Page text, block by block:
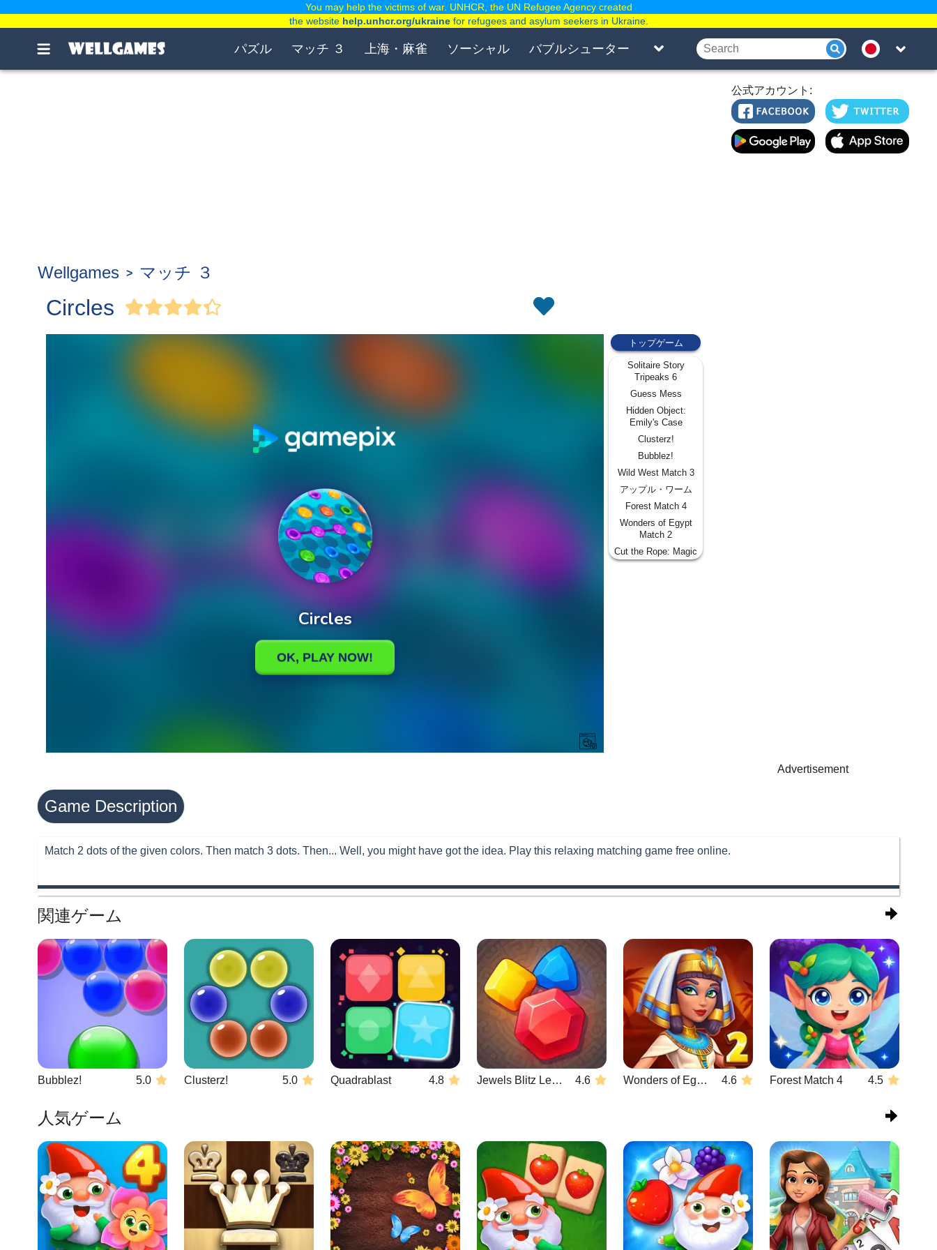
パズル マッチ ３ 上海・麻雀 ソーシャル バブルシューター
公式アカウント:
Wellgames マッチ ３
Circles
トップゲーム
Solitaire Story
Tripeaks 6
Guess Mess
Hidden Object:
Emily's Case
Clusterz!
Bubblez!
Wild West Match 3
アップル・ワーム
Forest Match 4
Wonders of Egypt
Match 2
Cut the Rope: Magic
Advertisement
Game Description
Match 2 dots of the given colors. Then match 3 dots. Then... Well, you might have got the idea. Play this relaxing matching game free online.
関連ゲーム
Bubblez! 5.0 Clusterz! 5.0 Quadrablast 4.8 Jewels Blitz Legends 4.6 Wonders of Egypt Match 2 4.6 Forest Match 4 4.5
人気ゲーム
You may help the victims of war. UNHCR, the UN Refugee Agency created
the website help.unhcr.org/ukrainefor refugees and asylum seekers in Ukraine.